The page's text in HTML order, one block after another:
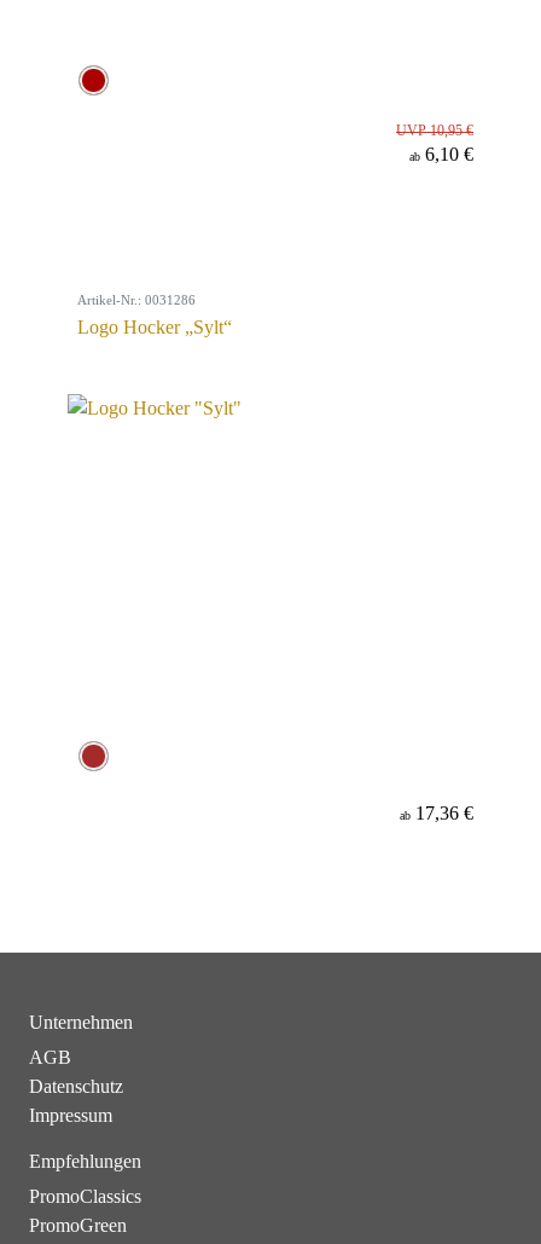
UVP 10,95 €
ab 6,10 €
Artikel-Nr.: 0031286
Logo Hocker „Sylt“
ab 17,36 €
Unternehmen
AGB
Datenschutz
Impressum
Empfehlungen
PromoClassics
PromoGreen